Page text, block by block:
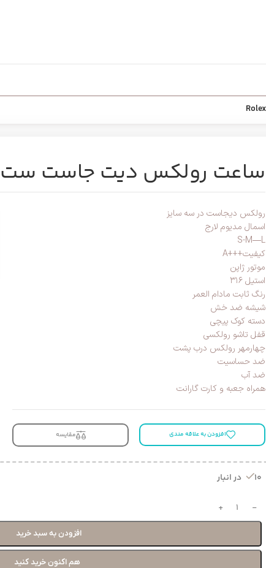
ساعت رولکس دیت جاست ستRolex DateJust
رولکس دیجاست در سه سایز
اسمال مدیوم لارج
S-M—L
کیفیت+++A
موتور ژاپن
استیل ۳۱۶
رنگ ثابت مادام العمر
شیشه ضد خش
دسته کوک پیچی
قفل تاشو رولکسی
چهارمهر رولکس درب پشت
ضد حساسیت
ضد آب
همراه جعبه و کارت گارانت
افزودن به علاقه مندی مقایسه
10 در انبار
افزودن به سبد خرید
هم اکنون خرید کنید